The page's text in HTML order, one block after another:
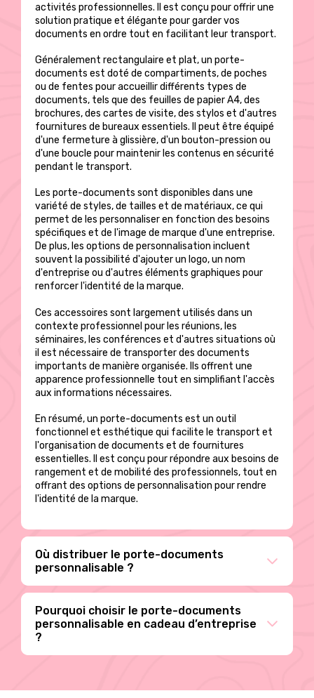
activités professionnelles. Il est conçu pour offrir une
solution pratique et élégante pour garder vos
documents en ordre tout en facilitant leur transport.
Généralement rectangulaire et plat, un porte-
documents est doté de compartiments, de poches
ou de fentes pour accueillir différents types de
documents, tels que des feuilles de papier A4, des
brochures, des cartes de visite, des stylos et d'autres
fournitures de bureaux essentiels. Il peut être équipé
d'une fermeture à glissière, d'un bouton-pression ou
d'une boucle pour maintenir les contenus en sécurité
pendant le transport.
Les porte-documents sont disponibles dans une
variété de styles, de tailles et de matériaux, ce qui
permet de les personnaliser en fonction des besoins
spécifiques et de l'image de marque d'une entreprise.
De plus, les options de personnalisation incluent
souvent la possibilité d'ajouter un logo, un nom
d'entreprise ou d'autres éléments graphiques pour
renforcer l'identité de la marque.
Ces accessoires sont largement utilisés dans un
contexte professionnel pour les réunions, les
séminaires, les conférences et d'autres situations où
il est nécessaire de transporter des documents
importants de manière organisée. Ils offrent une
apparence professionnelle tout en simplifiant l'accès
aux informations nécessaires.
En résumé, un porte-documents est un outil
fonctionnel et esthétique qui facilite le transport et
l'organisation de documents et de fournitures
essentielles. Il est conçu pour répondre aux besoins de
rangement et de mobilité des professionnels, tout en
offrant des options de personnalisation pour rendre
l'identité de la marque.
Où distribuer le porte-documents
personnalisable ?
Pourquoi choisir le porte-documents
personnalisable en cadeau d’entreprise
?